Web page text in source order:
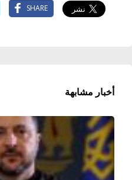
SHARE
أخبار مشابهة